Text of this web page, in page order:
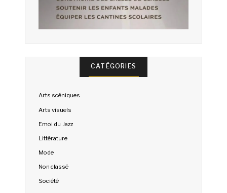
CATÉGORIES
Arts scéniques
Arts visuels
Emoi du Jazz
Littérature
Mode
Non classé
Société